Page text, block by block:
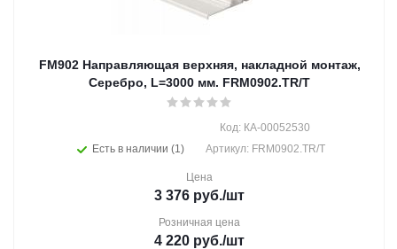
FM902 Направляющая верхняя, накладной монтаж,
Серебро, L=3000 мм. FRM0902.TR/T
Есть в наличии (1)
Код: КА-00052530
Артикул: FRM0902.TR/T
Цена
3 376 руб./шт
Розничная цена
4 220 руб./шт